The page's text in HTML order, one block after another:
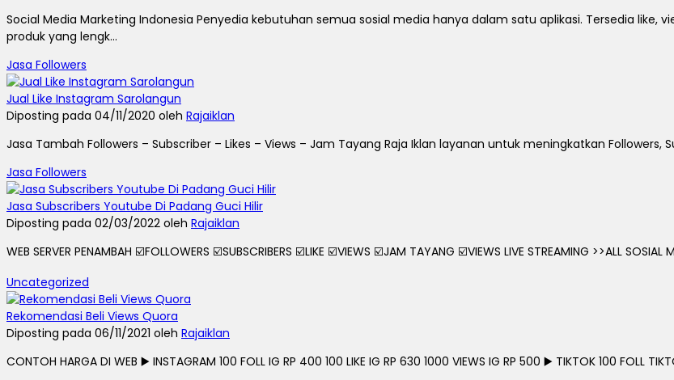
Social Media Marketing Indonesia Penyedia kebutuhan semua sosial media hanya dalam satu aplikasi. Tersedia like,
produk yang lengk...
Jasa Followers
Jual Like Instagram Sarolangun
Diposting pada 04/11/2020 oleh Rajaiklan
Jasa Tambah Followers – Subscriber – Likes – Views – Jam Tayang Raja Iklan layanan untuk meningkatkan Followers,
Jasa Followers
Jasa Subscribers Youtube Di Padang Guci Hilir
Diposting pada 02/03/2022 oleh Rajaiklan
WEB SERVER PENAMBAH ☑️FOLLOWERS ☑️SUBSCRIBERS ☑️LIKE ☑️VIEWS ☑️JAM TAYANG ☑️VIEWS LIVE STREAMING >>ALL
Uncategorized
Rekomendasi Beli Views Quora
Diposting pada 06/11/2021 oleh Rajaiklan
CONTOH HARGA DI WEB ▶️ INSTAGRAM 100 FOLL IG RP 400 100 LIKE IG RP 630 1000 VIEWS IG RP 500 ▶️ TIKTOK 100 FOLL